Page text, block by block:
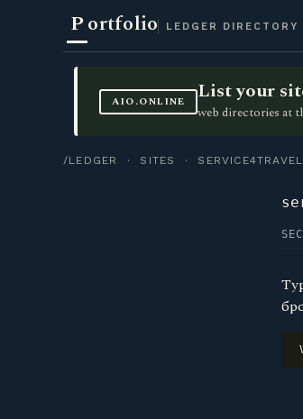
Portfolio LEDGER DIRECTORY
AIO.ONLINE List your
web directories at
/LEDGER · SITES ·